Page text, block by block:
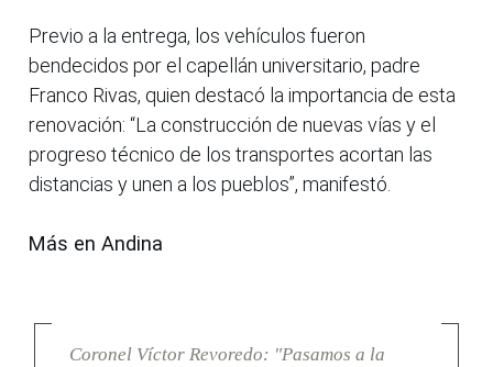
Previo a la entrega, los vehículos fueron
bendecidos por el capellán universitario, padre
Franco Rivas, quien destacó la importancia de esta
renovación: “La construcción de nuevas vías y el
progreso técnico de los transportes acortan las
distancias y unen a los pueblos”, manifestó.
Más en Andina
Coronel Víctor Revoredo: "Pasamos a la